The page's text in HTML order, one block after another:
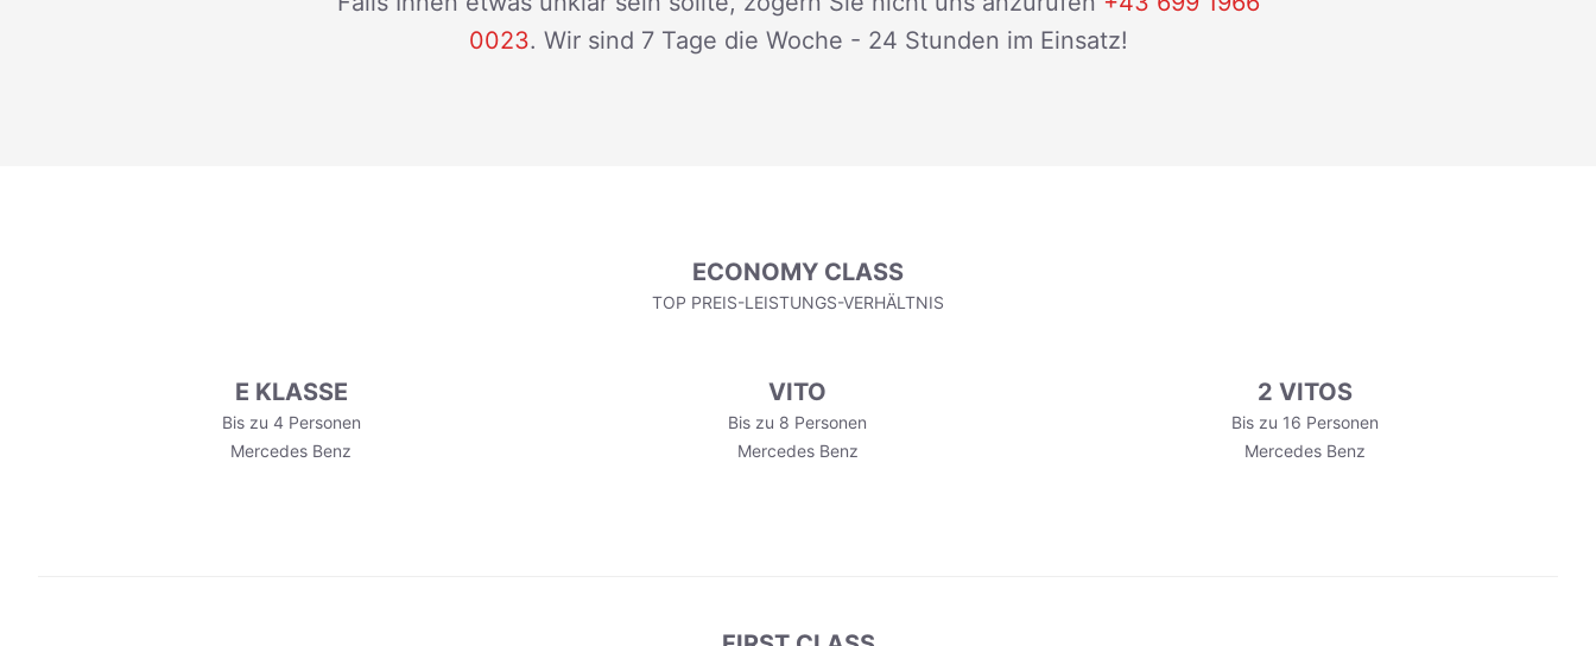
0023. Wir sind 7 Tage die Woche - 24 Stunden im Einsatz!
ECONOMY CLASS
TOP PREIS-LEISTUNGS-VERHÄLTNIS
E KLASSE
Bis zu 4 Personen
Mercedes Benz
VITO
Bis zu 8 Personen
Mercedes Benz
2 VITOS
Bis zu 16 Personen
Mercedes Benz